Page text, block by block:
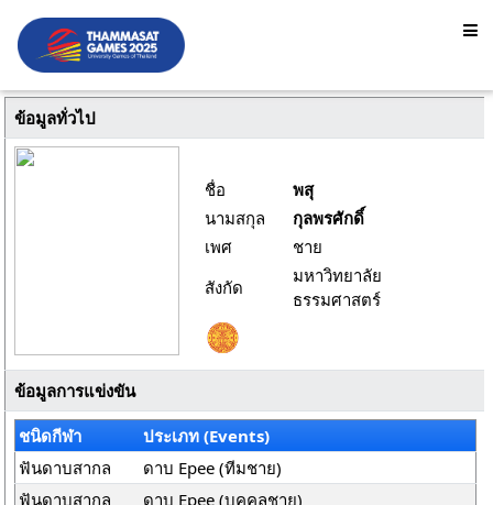
ข้อมูลทั่วไป
ชื่อ
พสุ
นามสกุล
กุลพรศักดิ์
เพศ
ชาย
สังกัด
มหาวิทยาลัย
ธรรมศาสตร์
ข้อมูลการแข่งขัน
ชนิดกีฬา
ประเภท (Events)
ฟันดาบสากล
ดาบ Epee (ทีมชาย)
ฟันดาบสากล
ดาบ Epee (บุคคลชาย)